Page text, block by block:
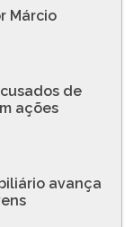
Márcio
de
ações
avança